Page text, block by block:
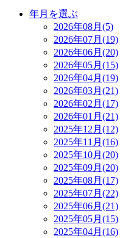
年月を選ぶ
2026年08月(5)
2026年07月(19)
2026年06月(20)
2026年05月(15)
2026年04月(19)
2026年03月(21)
2026年02月(17)
2026年01月(21)
2025年12月(12)
2025年11月(16)
2025年10月(20)
2025年09月(20)
2025年08月(17)
2025年07月(22)
2025年06月(21)
2025年05月(15)
2025年04月(16)